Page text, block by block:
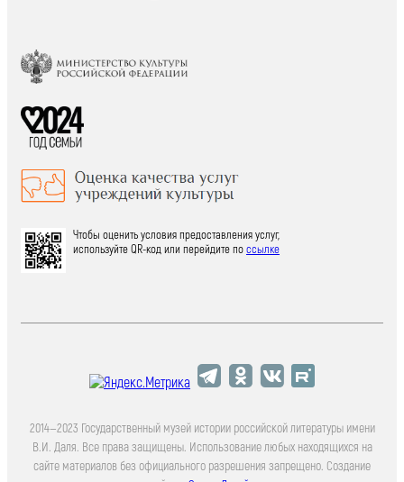
Чтобы оценить условия предоставления услуг,
используйте QR-код или перейдите поссылке
2014—2023 Государственный музей истории российской литературы имени
В.И. Даля. Все права защищены. Использование любых находящихся на
сайте материалов без официального разрешения запрещено. Создание